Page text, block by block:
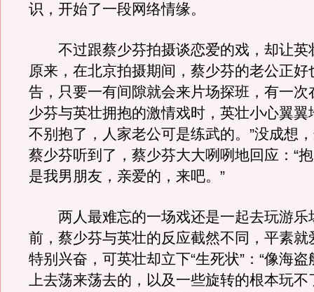
识，开始了一段网络情缘。
不过跟蔡少芬拍摄谈恋爱的戏，却让英
原来，在北京拍摄期间，蔡少芬的老公正好
告，只要一有间隙就会来片场探班，有一次
少芬与英壮拥抱的激情戏时，英壮小心翼翼
不别抱了，人家老公可是练武的。”没成想
蔡少芬听到了，蔡少芬大大咧咧地回应：“
是我男朋友，亲爱的，来吧。”
两人最难忘的一场戏还是一起去玩游乐
前，蔡少芬与英壮的反应截然不同，平素就
特别兴奋，可英壮却立下“生死状”：“像海
上去荡来荡去的，以及一些旋转的根本玩不